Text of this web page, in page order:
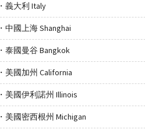
・義大利 Italy
・中國上海 Shanghai
・泰國曼谷 Bangkok
・美國加州 California
・美國伊利諾州 Illinois
・美國密西根州 Michigan